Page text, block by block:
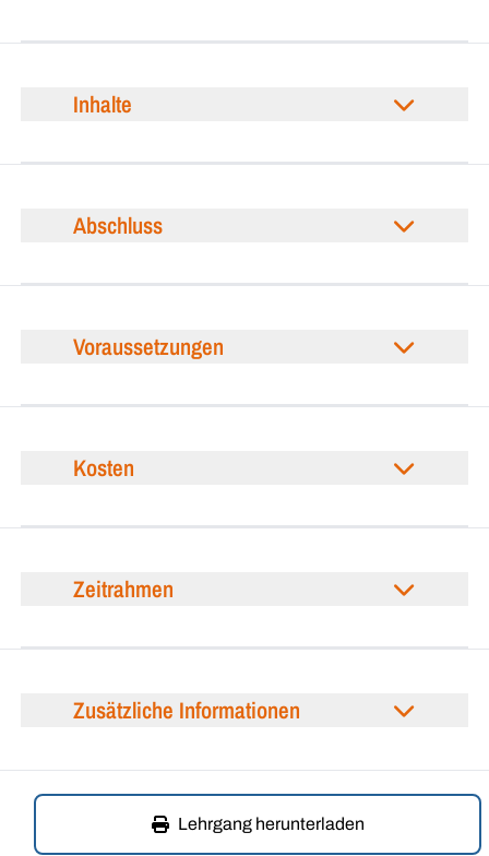
Inhalte
Abschluss
Voraussetzungen
Kosten
Zeitrahmen
Zusätzliche Informationen
Lehrgang herunterladen